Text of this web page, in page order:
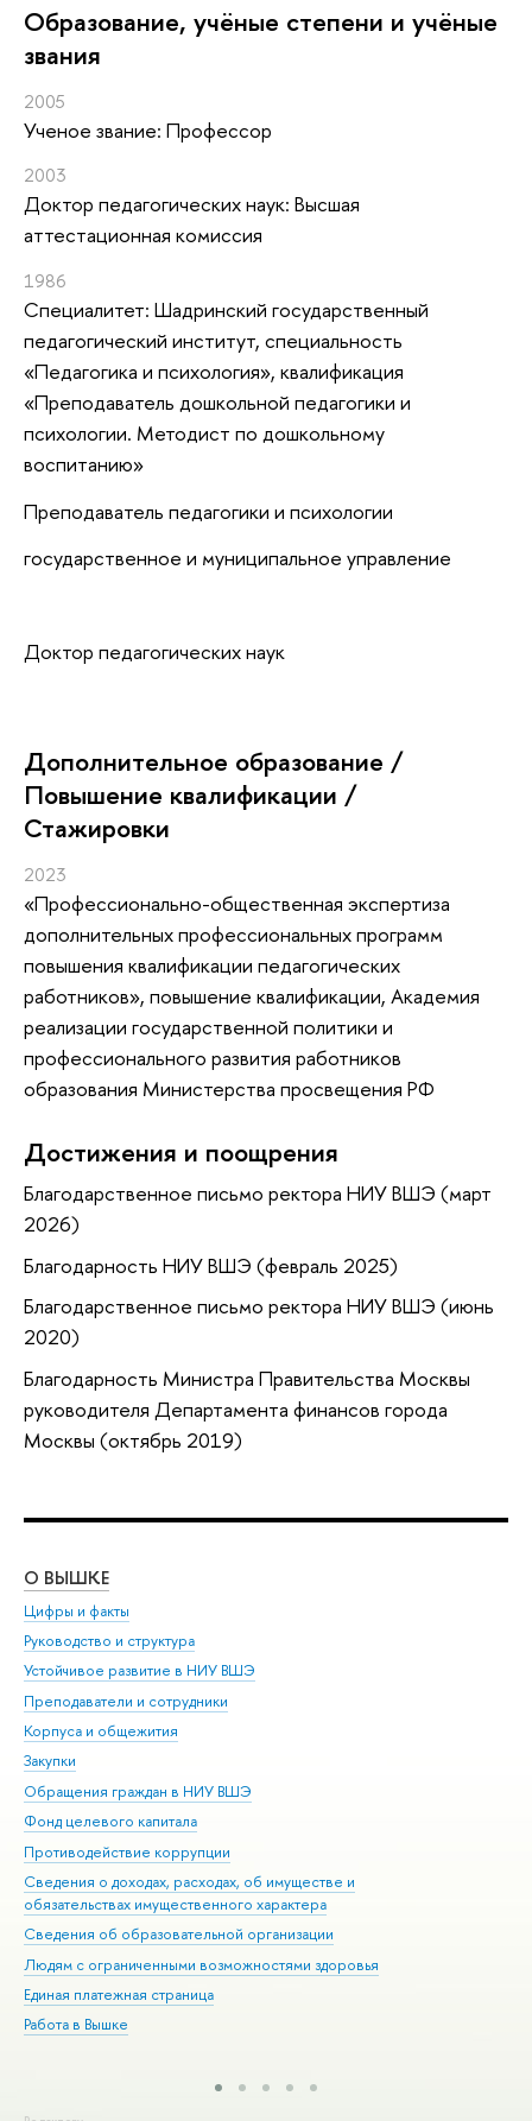
Oбразование, учёные степени и учёные
звания
2005
Ученое звание: Профессор
2003
Доктор педагогических наук: Высшая
аттестационная комиссия
1986
Специалитет: Шадринский государственный
педагогический институт, специальность
«Педагогика и психология», квалификация
«Преподаватель дошкольной педагогики и
психологии. Методист по дошкольному
воспитанию»
Преподаватель педагогики и психологии
государственное и муниципальное управление
Доктор педагогических наук
Дополнительное образование /
Повышение квалификации /
Стажировки
2023
«Профессионально-общественная экспертиза
дополнительных профессиональных программ
повышения квалификации педагогических
работников», повышение квалификации, Академия
реализации государственной политики и
профессионального развития работников
образования Министерства просвещения РФ
Достижения и поощрения
Благодарственное письмо ректора НИУ ВШЭ (март
2026)
Благодарность НИУ ВШЭ (февраль 2025)
Благодарственное письмо ректора НИУ ВШЭ (июнь
2020)
Благодарность Министра Правительства Москвы
руководителя Департамента финансов города
Москвы (октябрь 2019)
О ВЫШКЕ
Цифры и факты
Руководство и структура
Устойчивое развитие в НИУ ВШЭ
Преподаватели и сотрудники
Корпуса и общежития
Закупки
Обращения граждан в НИУ ВШЭ
Фонд целевого капитала
Противодействие коррупции
Сведения о доходах, расходах, об имуществе и
обязательствах имущественного характера
Сведения об образовательной организации
Людям с ограниченными возможностями здоровья
Единая платежная страница
Работа в Вышке